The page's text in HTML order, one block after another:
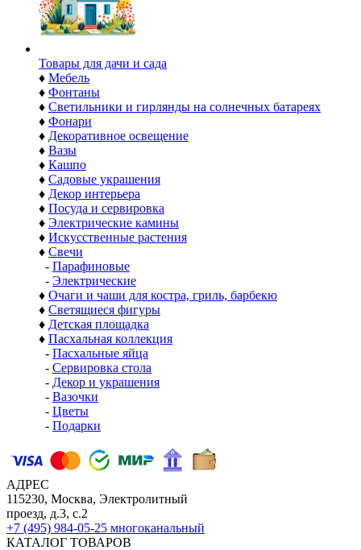
Товары для дачи и сада
♦ Мебель
♦ Фонтаны
♦ Светильники и гирлянды на солнечных батареях
♦ Фонари
♦ Декоративное освещение
♦ Вазы
♦ Кашпо
♦ Садовые украшения
♦ Декор интерьера
♦ Посуда и сервировка
♦ Электрические камины
♦ Искусственные растения
♦ Свечи
- Парафиновые
- Электрические
♦ Очаги и чаши для костра, гриль, барбекю
♦ Светящиеся фигуры
♦ Детская площадка
♦ Пасхальная коллекция
- Пасхальные яйца
- Сервировка стола
- Декор и украшения
- Вазочки
- Цветы
- Подарки
АДРЕС
115230, Москва, Электролитный
проезд, д.3, с.2
+7 (495) 984-05-25 многоканальный
КАТАЛОГ ТОВАРОВ